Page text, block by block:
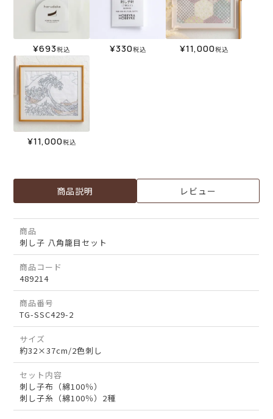
¥693税込 ¥330税込 ¥11,000税込
¥11,000税込
商品説明 レビュー
商品
刺し子 八角籠目セット
商品コード
489214
商品番号
TG-SSC429-2
サイズ
約32×37cm/2色刺し
セット内容
刺し子布（綿100％）
刺し子糸（綿100％）2種